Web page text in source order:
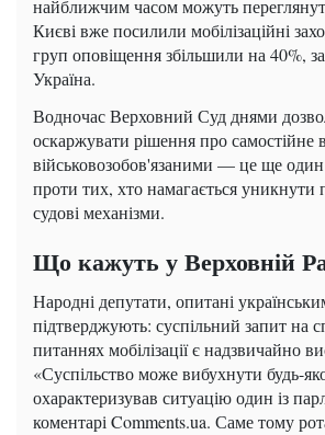
найближчим часом можуть
Києві вже посилили мобілізаційні
груп оповіщення збільшили на 40%,
Україна.
Водночас Верховний Суд днями
оскаржувати рішення про самостійне
військовозобов'язаними — це ще один
проти тих, хто намагається уникнути
судові механізми.
Що кажуть у Верховній
Народні депутати, опитані
підтверджують: суспільний запит на
питаннях мобілізації є надзвичайно
«Суспільство може вибухнути будь-
охарактеризував ситуацію один із
коментарі Comments.ua. Саме тому